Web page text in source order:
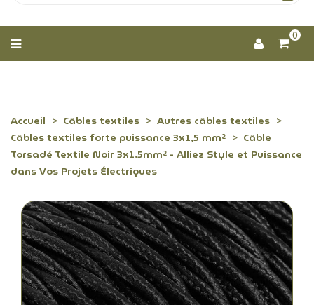
0
Accueil Câbles textiles
Autres câbles textiles
Câbles textiles forte puissance 3x1,5 mm²
Câble
Torsadé Textile Noir 3x1.5mm² - Alliez Style et Puissance
dans Vos Projets Électriques